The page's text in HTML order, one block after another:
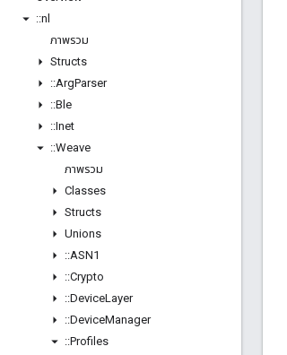
::nl
ภาพรวม
Structs
::ArgParser
::Ble
::Inet
::Weave
ภาพรวม
Classes
Structs
Unions
::ASN1
::Crypto
::DeviceLayer
::DeviceManager
::Profiles